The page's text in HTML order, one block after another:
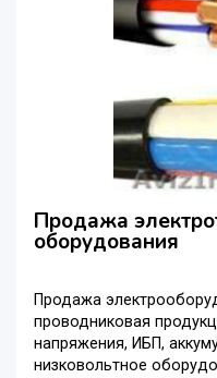
Продажа
оборудования
Продажа
проводниковая
напряжения, ИБП,
низковольтное